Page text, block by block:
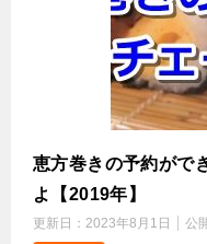
恵方巻きの予約がで
よ【2019年】
更新日： 2023年8月1日 公